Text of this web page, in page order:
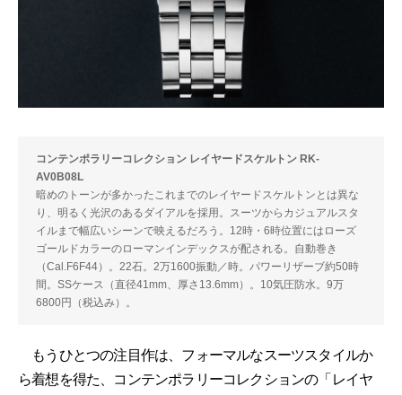
コンテンポラリーコレクション レイヤードスケルトン RK-
AV0B08L
暗めのトーンが多かったこれまでのレイヤードスケルトンとは異な
り、明るく光沢のあるダイアルを採用。スーツからカジュアルスタ
イルまで幅広いシーンで映えるだろう。12時・6時位置にはローズ
ゴールドカラーのローマンインデックスが配される。自動巻き
（Cal.F6F44）。22石。2万1600振動／時。パワーリザーブ約50時
間。SSケース（直径41mm、厚さ13.6mm）。10気圧防水。9万
6800円（税込み）。
もうひとつの注目作は、フォーマルなスーツスタイルか
ら着想を得た、コンテンポラリーコレクションの「レイヤ